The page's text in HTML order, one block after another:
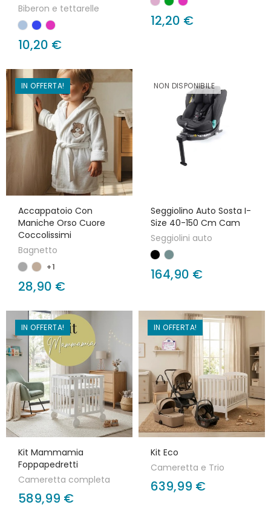
Biberon e tettarelle
10,20 €
12,20 €
IN OFFERTA!
Accappatoio Con
Maniche Orso Cuore
Coccolissimi
Bagnetto
+1
28,90 €
NON DISPONIBILE
Seggiolino Auto Sosta I-
Size 40-150 Cm Cam
Seggiolini auto
164,90 €
IN OFFERTA!
Kit Mammamia
Foppapedretti
Cameretta completa
589,99 €
IN OFFERTA!
Kit Eco
Cameretta e Trio
639,99 €